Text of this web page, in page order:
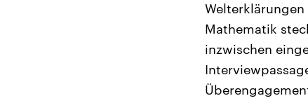
Welterklärungen
Mathematik
inzwischen